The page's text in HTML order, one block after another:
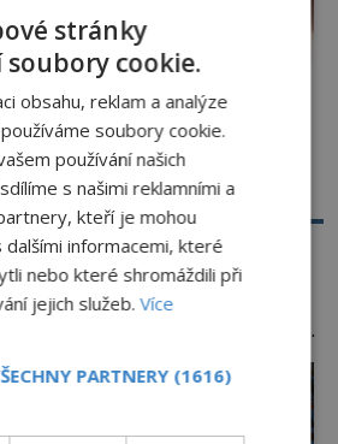
a promenáda v
nejslavnějších
slavnostní okamžik.
hledí na startující raketu,
vynést kromě posádky také
několika sekundách všem
totiž exploduje. Jejich
kraje, daňové
dolarů. Na druhou stranu
stránky
soubory cookie.
obsahu, reklam a analýze
soubory cookie.
používání našich
s našimi reklamními a
kteří je mohou
dalšími informacemi, které
nebo které shromáždili při
jejich služeb.Více
PARTNERY (1616)